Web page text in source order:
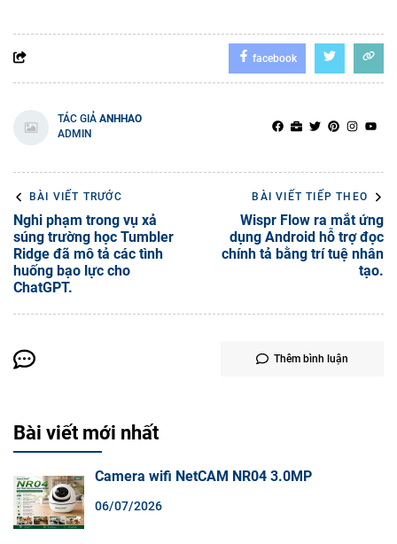
facebook
TÁC GIẢ ANHHAO
ADMIN
BÀI VIẾT TRƯỚC
Nghi phạm trong vụ xả
súng trường học Tumbler
Ridge đã mô tả các tình
huống bạo lực cho
ChatGPT.
BÀI VIẾT TIẾP THEO
Wispr Flow ra mắt ứng
dụng Android hỗ trợ đọc
chính tả bằng trí tuệ nhân
tạo.
Thêm bình luận
Bài viết mới nhất
Camera wifi NetCAM NR04 3.0MP
06/07/2026